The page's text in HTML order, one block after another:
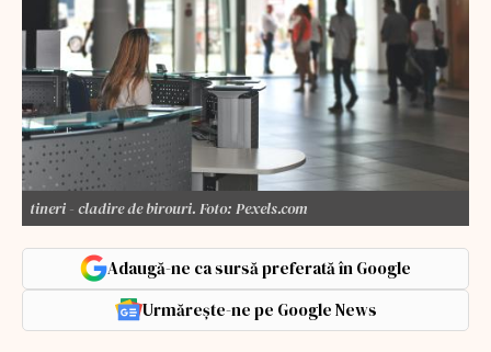
tineri - cladire de birouri. Foto: Pexels.com
Adaugă-ne ca sursă preferată în Google
Urmărește-ne pe Google News